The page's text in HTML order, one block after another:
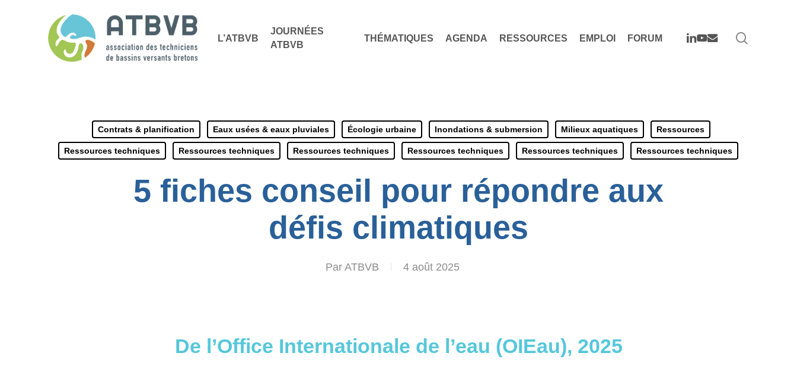
L’ATBVB
JOURNÉES
ATBVB
THÉMATIQUES AGENDA RESSOURCES EMPLOI FORUM LINKEDIN
YOUTUBE
EMAIL
Contrats & planification Eaux usées & eaux pluviales Écologie urbaine Inondations & submersion Milieux aquatiques Ressources
Ressources techniques Ressources techniques Ressources techniques Ressources techniques Ressources techniques Ressources techniques
5 fiches conseil pour répondre aux
défis climatiques
Par ATBVB 4 août 2025
De l’Office Internationale de l’eau (OIEau), 2025